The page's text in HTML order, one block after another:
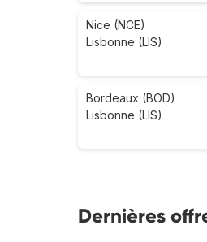
Nice (NCE)
Lisbonne (LIS)
Bordeaux (BOD)
Lisbonne (LIS)
Dernières